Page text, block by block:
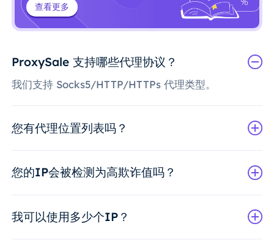
查看更多
ProxySale 支持哪些代理协议？
我们支持 Socks5/HTTP/HTTPs 代理类型。
您有代理位置列表吗？
您的IP会被检测为高欺诈值吗？
我可以使用多少个IP？